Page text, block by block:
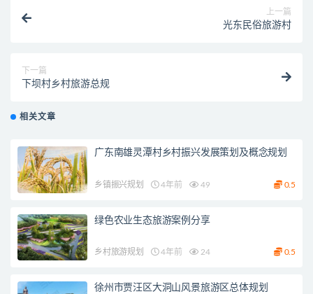
上一篇
光东民俗旅游村
下一篇
下坝村乡村旅游总规
相关文章
广东南雄灵潭村乡村振兴发展策划及概念规划
乡镇振兴规划 4年前 49 0.5
绿色农业生态旅游案例分享
乡村旅游规划 4年前 24 0.5
徐州市贾汪区大洞山风景旅游区总体规划